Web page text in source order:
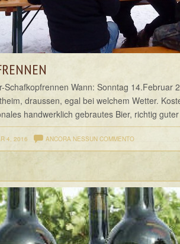
Schafkopfrennen Wann: Sonntag 14.Februar
draussen, egal bei welchem Wetter.
handwerklich gebrautes Bier, richtig
4, 2016 ANCORA NESSUN COMMENTO